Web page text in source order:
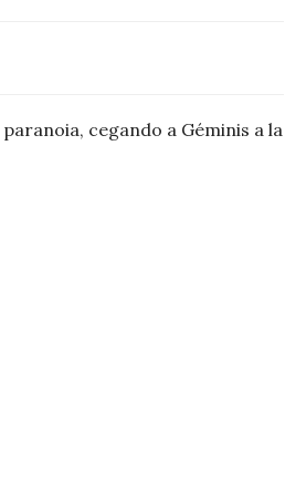
cegando a Géminis a la